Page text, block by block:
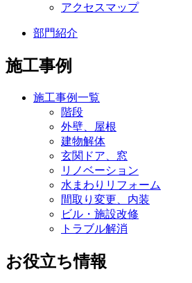
アクセスマップ
部門紹介
施工事例
施工事例一覧
階段
外壁、屋根
建物解体
玄関ドア、窓
リノベーション
水まわりリフォーム
間取り変更、内装
ビル・施設改修
トラブル解消
お役立ち情報